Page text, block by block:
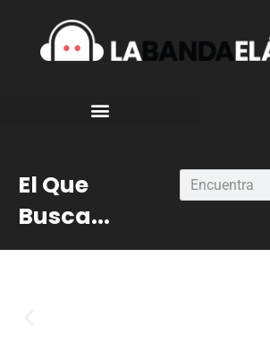
El Que
Busca...